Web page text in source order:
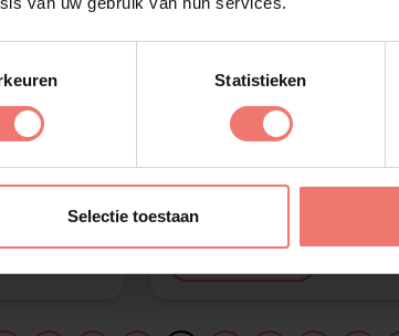
Statistieken
Selectie toestaan
Rein Mercha
€ 2495,-